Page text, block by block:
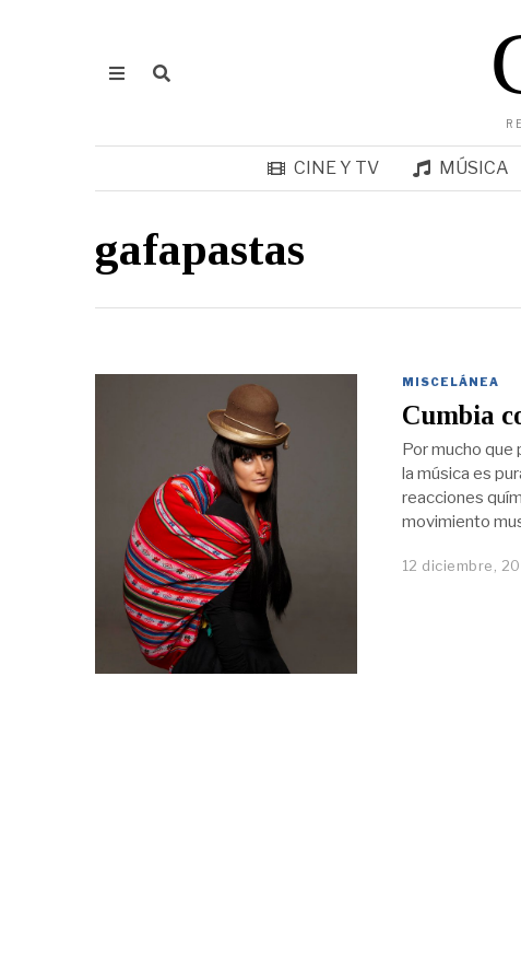
CINE Y TV MÚSICA
gafapastas
MISCELÁNEA
Cumbia
Por mucho que
la música es
reacciones
movimiento
12 diciembre,